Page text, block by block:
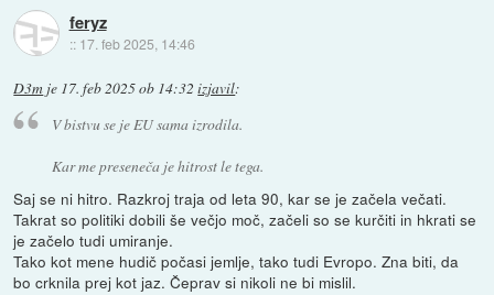
feryz
:: 17. feb 2025, 14:46
D3m je 17. feb 2025 ob 14:32 izjavil:
V bistvu se je EU sama izrodila.
Kar me preseneča je hitrost le tega.
Saj se ni hitro. Razkroj traja od leta 90, kar se je začela večati.
Takrat so politiki dobili še večjo moč, začeli so se kurčiti in hkrati se
je začelo tudi umiranje.
Tako kot mene hudič počasi jemlje, tako tudi Evropo. Zna biti, da
bo crknila prej kot jaz. Čeprav si nikoli ne bi mislil.